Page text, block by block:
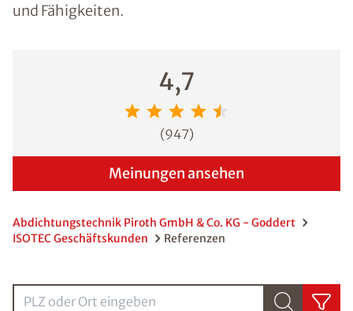
und Fähigkeiten.
4,7
(947)
Meinungen ansehen
Abdichtungstechnik Piroth GmbH & Co. KG - Goddert
ISOTEC Geschäftskunden
Referenzen
PLZ oder Ort eingebenPLZ oder Ort eingeben